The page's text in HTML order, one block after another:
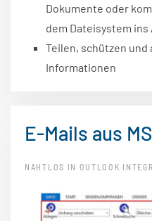
Dokumente oder
dem Dateisystem ins
Teilen, schützen und
Informationen
E-Mails aus
NAHTLOS IN OUTLOOK